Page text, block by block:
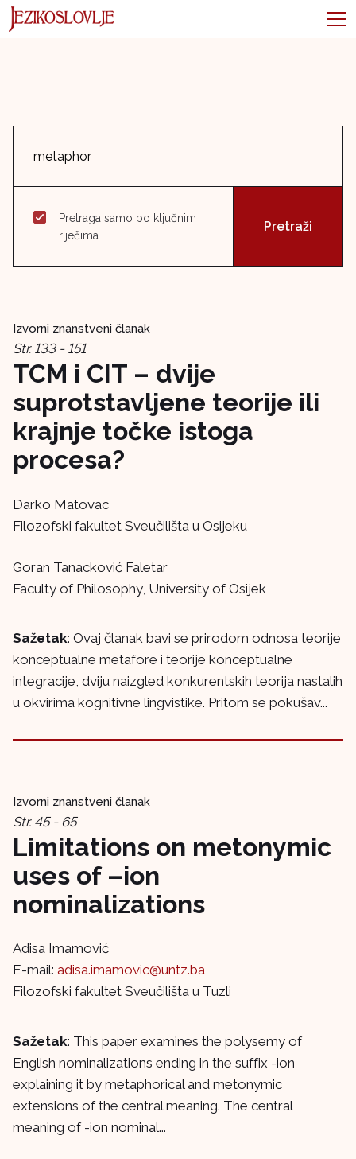
Pretraga samo po ključnim
riječima
Izvorni znanstveni članak
Str. 133 - 151
TCM i CIT – dvije
suprotstavljene teorije ili
krajnje točke istoga
procesa?
Darko Matovac
Filozofski fakultet Sveučilišta u Osijeku
Goran Tanacković Faletar
Faculty of Philosophy, University of Osijek
Sažetak: Ovaj članak bavi se prirodom odnosa teorije
konceptualne metafore i teorije konceptualne
integracije, dviju naizgled konkurentskih teorija nastalih
u okvirima kognitivne lingvistike. Pritom se pokušav...
Izvorni znanstveni članak
Str. 45 - 65
Limitations on metonymic
uses of –ion
nominalizations
Adisa Imamović
E-mail: adisa.imamovic@untz.ba
Filozofski fakultet Sveučilišta u Tuzli
Sažetak: This paper examines the polysemy of
English nominalizations ending in the suffix -ion
explaining it by metaphorical and metonymic
extensions of the central meaning. The central
meaning of -ion nominal...